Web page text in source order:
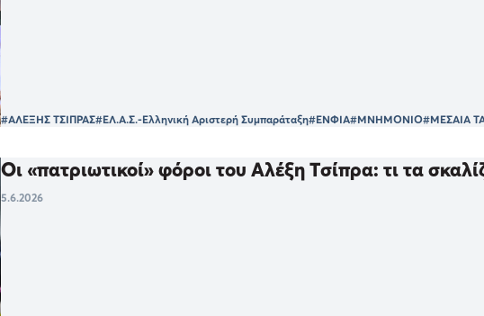
#ΑΛΕΞΗΣ ΤΣΙΠΡΑΣ#ΕΛ.Α.Σ.-Ελληνική Αριστερή Συμπαράταξη#ΕΝΦΙΑ#ΜΝΗΜΟΝΙΟ#ΜΕΣΑΙΑ
Οι «πατριωτικοί» φόροι του Αλέξη Τσίπρα: τι τα
5.6.2026